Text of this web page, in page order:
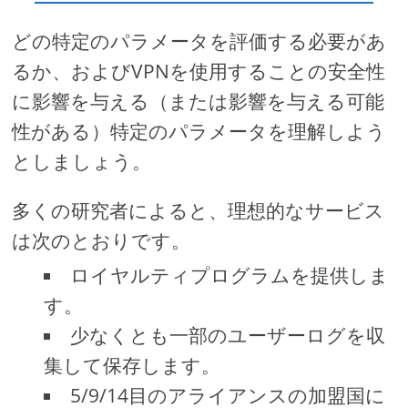
どの特定のパラメータを評価する必要があ
るか、およびVPNを使用することの安全性
に影響を与える（または影響を与える可能
性がある）特定のパラメータを理解しよう
としましょう。
多くの研究者によると、理想的なサービス
は次のとおりです。
ロイヤルティプログラムを提供しま
す。
少なくとも一部のユーザーログを収
集して保存します。
5/9/14目のアライアンスの加盟国に